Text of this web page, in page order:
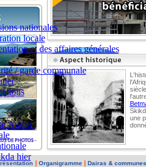
nationales
locale
et des affaires générales
/ garde communale
Arabo-
hier
une
| Organigramme | Dairas & communes